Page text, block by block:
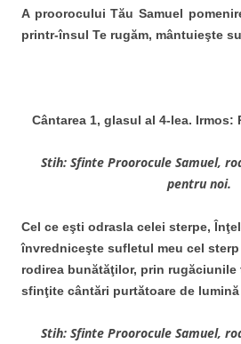
A proorocului Tău Samuel
printr-însul Te rugăm, mântuieşte
Cântarea 1, glasul al 4-lea.
Stih: Sfinte Proorocule Samuel,
pentru noi.
Cel ce eşti odrasla celei sterpe,
învredniceşte sufletul meu cel
rodirea bunătăţilor, prin rugăciunile
sfinţite cântări purtătoare de lumină
Stih: Sfinte Proorocule Samuel,